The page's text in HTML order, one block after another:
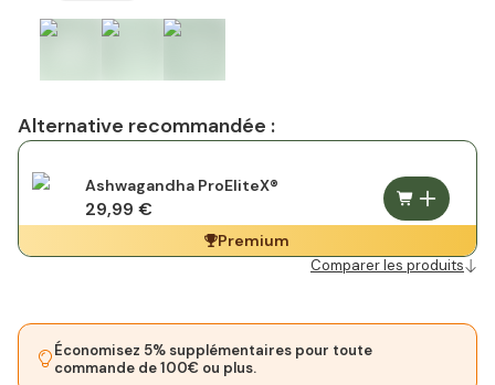
Alternative recommandée :
Ashwagandha ProEliteX®
29,99 €
Premium
Comparer les produits
Économisez 5% supplémentaires pour toute
commande de 100€ ou plus.